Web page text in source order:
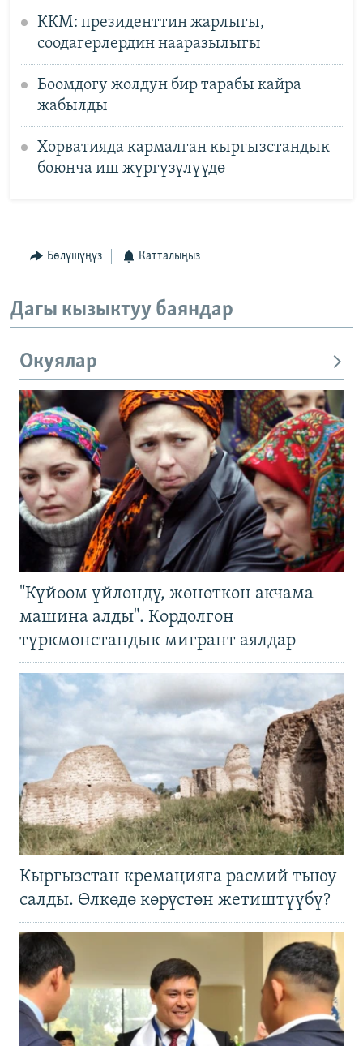
ККМ: президенттин жарлыгы,
соодагерлердин нааразылыгы
Боомдогу жолдун бир тарабы кайра
жабылды
Хорватияда кармалган кыргызстандык
боюнча иш жүргүзүлүүдө
Бөлүшүңүз Катталыңыз
Дагы кызыктуу баяндар
Окуялар
"Күйөөм үйлөндү, жөнөткөн акчама
машина алды". Кордолгон
түркмөнстандык мигрант аялдар
Кыргызстан кремацияга расмий тыюу
салды. Өлкөдө көрүстөн жетиштүүбү?